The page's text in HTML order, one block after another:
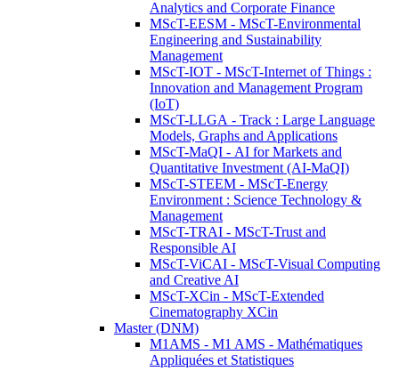
Analytics and Corporate Finance
MScT-EESM - MScT-Environmental
Engineering and Sustainability
Management
MScT-IOT - MScT-Internet of Things :
Innovation and Management Program
(IoT)
MScT-LLGA - Track : Large Language
Models, Graphs and Applications
MScT-MaQI - AI for Markets and
Quantitative Investment (AI-MaQI)
MScT-STEEM - MScT-Energy
Environment : Science Technology &
Management
MScT-TRAI - MScT-Trust and
Responsible AI
MScT-ViCAI - MScT-Visual Computing
and Creative AI
MScT-XCin - MScT-Extended
Cinematography XCin
Master (DNM)
M1AMS - M1 AMS - Mathématiques
Appliquées et Statistiques